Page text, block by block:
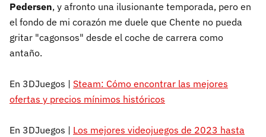
Pedersen, y afronto una ilusionante temporada, pero en
el fondo de mi corazón me duele que Chente no pueda
gritar "cagonsos" desde el coche de carrera como
antaño.
En 3DJuegos | Steam: Cómo encontrar las mejores
ofertas y precios mínimos históricos
En 3DJuegos | Los mejores videojuegos de 2023 hasta